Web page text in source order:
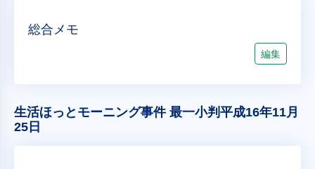
総合メモ
編集
生活ほっとモーニング事件 最一小判平成16年11月
25日